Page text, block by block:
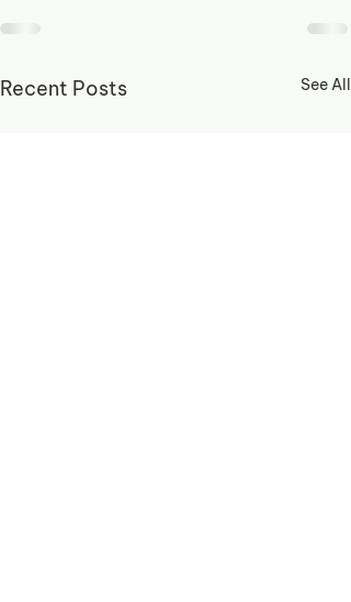
Recent Posts See All